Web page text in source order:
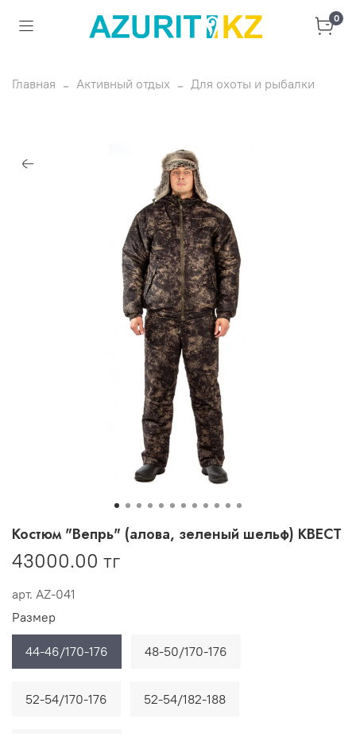
0
Главная Активный отдых Для охоты и рыбалки
арт. AZ-041
Костюм "Вепрь" (алова, зеленый шельф) КВЕСТ
43000.00 тг
Размер
44-46/170-176 48-50/170-176
52-54/170-176 52-54/182-188